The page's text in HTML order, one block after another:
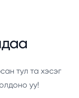
тул та хэсэг
уу!